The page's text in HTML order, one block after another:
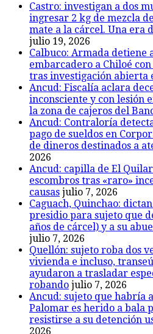
Castro: investigan a dos
ingresar 2 kg de mezcla
mate a la cárcel. Una era
julio 19, 2026
Calbuco: Armada detiene
embarcadero a Chiloé
tras investigación abierta
Ancud: Fiscalía aclara
inconsciente y con lesión
la zona de cajeros del
Ancud: Contraloría
pago de sueldos en
de dineros destinados a
2026
Ancud: capilla de El
escombros tras «raro»
causas julio 7, 2026
Caguach, Quinchao:
presidio para sujeto que
años de cárcel) y a su
julio 7, 2026
Quellón: sujeto roba dos
vivienda e incluso,
ayudaron a trasladar
robando julio 7, 2026
Ancud: sujeto que habría
Palomar es herido a bala
resistirse a su detención
2026